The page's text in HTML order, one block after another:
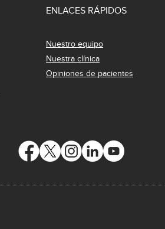
ENLACES RÁPIDOS
Nuestro equipo
Nuestra clínica
Opiniones de pacientes